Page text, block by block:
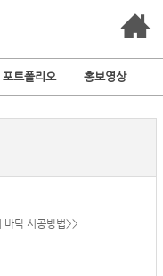
포트폴리오 홍보영상
바닥 시공방법>>